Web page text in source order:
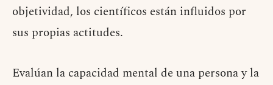
objetividad, los científicos están influidos por
sus propias actitudes.
Evalúan la capacidad mental de una persona y la